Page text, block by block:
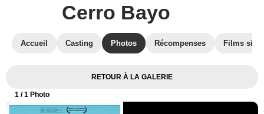
Cerro Bayo
Accueil Casting Photos Récompenses Films
RETOUR À LA GALERIE
1 / 1 Photo